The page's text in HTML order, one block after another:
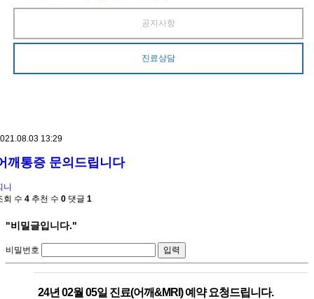
공지사항
진료상담
13:29
깨통증 문의드립니다
니
회 수 4 추천 수 0 댓글 1
"비밀글입니다."
비밀번호
24년 02월 05일 진료(어깨&MRI) 예약 요청드립니다.